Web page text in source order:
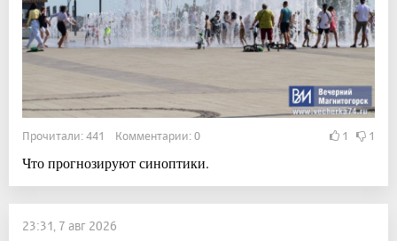
Прочитали: 441 Комментарии: 0 1 1
Что прогнозируют синоптики.
23:31, 7 авг 2026